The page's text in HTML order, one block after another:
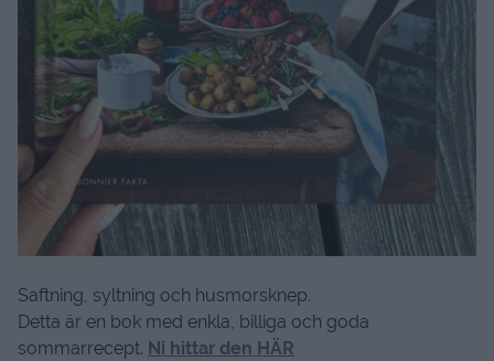
Saftning, syltning och husmorsknep.
Detta är en bok med enkla, billiga och goda
sommarrecept. Ni hittar den HÄR